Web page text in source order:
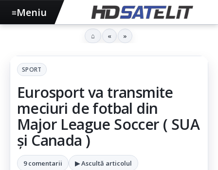
SPORT
Eurosport va transmite
meciuri de fotbal din
Major League Soccer ( SUA
și Canada )
9 comentarii ▶ Ascultă articolul
≡Meniu
⌂ « »